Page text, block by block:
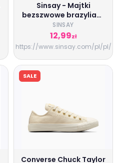
Sinsay - Majtki
bezszwowe brazyliany
2 pack - Kremowy -
damski - 3734K-01X
SINSAY
12,99zł
https://www.sinsay.com/pl/pl/
SALE
Converse Chuck Taylor